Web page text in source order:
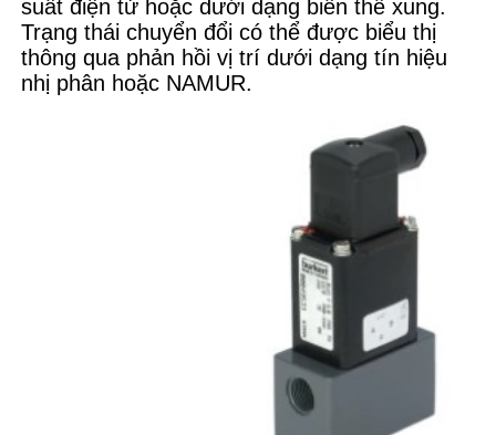
suất điện tử hoặc dưới dạng biến thể xung.
Trạng thái chuyển đổi có thể được biểu thị
thông qua phản hồi vị trí dưới dạng tín hiệu
nhị phân hoặc NAMUR.